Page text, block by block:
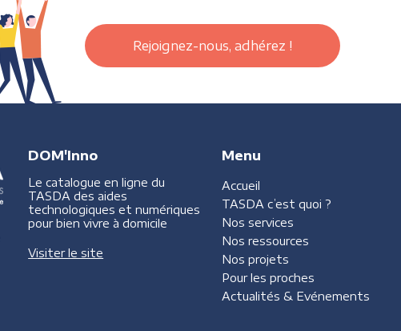
Rejoignez-nous, adhérez !
DOM'Inno
Le catalogue en ligne du
TASDA des aides
technologiques et numériques
pour bien vivre à domicile
Visiter le site
Menu
Accueil
TASDA c’est quoi ?
Nos services
Nos ressources
Nos projets
Pour les proches
Actualités & Evénements